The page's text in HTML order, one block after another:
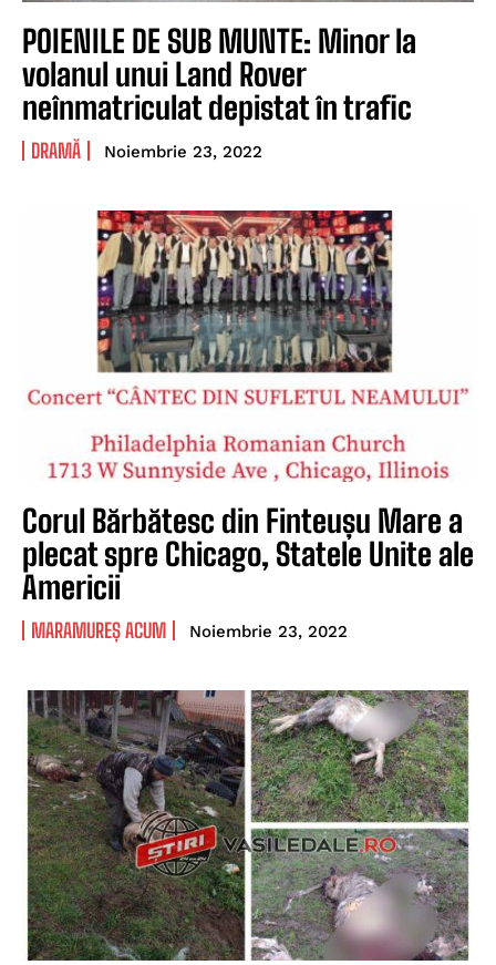
POIENILE DE SUB MUNTE: Minor la
volanul unui Land Rover
neînmatriculat depistat în trafic
DRAMĂ Noiembrie 23, 2022
Corul Bărbătesc din Finteușu Mare a
plecat spre Chicago, Statele Unite ale
Americii
MARAMUREȘ ACUM Noiembrie 23, 2022